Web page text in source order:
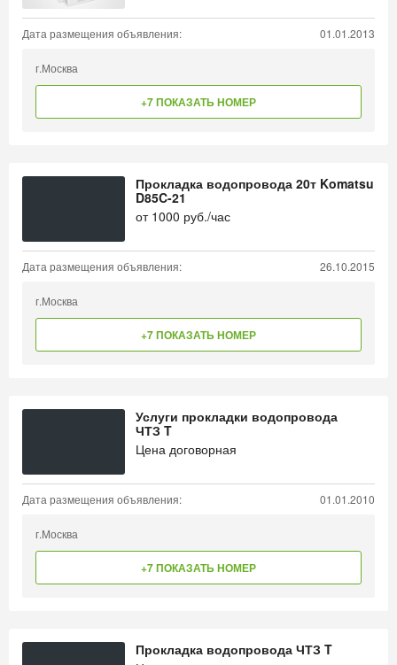
Дата размещения объявления: 01.01.2013
г.Москва
+7 ПОКАЗАТЬ НОМЕР
Прокладка водопровода 20т Komatsu
D85C-21
от 1000 руб./час
Дата размещения объявления: 26.10.2015
г.Москва
+7 ПОКАЗАТЬ НОМЕР
Услуги прокладки водопровода
ЧТЗ T
Цена договорная
Дата размещения объявления: 01.01.2010
г.Москва
+7 ПОКАЗАТЬ НОМЕР
Прокладка водопровода ЧТЗ T